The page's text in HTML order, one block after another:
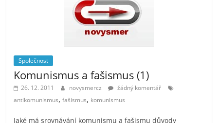
Společnost
Komunismus a fašismus (1)
26. 12. 2011 novysmercz
žádný komentář
antikomunismus,fašismus, komunismus
Jaké má srovnávání komunismu a fašismu důvody